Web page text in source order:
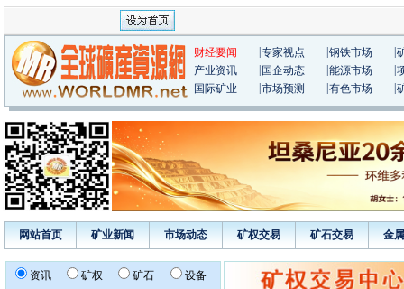
财经要闻 专家视点 钢铁市场
产业资讯
国企动态 能源市场
国际矿业
市场预测 有色市场
网站首页 矿业新闻 市场动态 矿权交易 矿石交易 金
资讯 矿权 矿石 设备